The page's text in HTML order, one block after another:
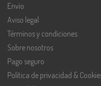
Envío
Aviso legal
Términos y condiciones
Sobre nosotros
Pago seguro
Política de privacidad &